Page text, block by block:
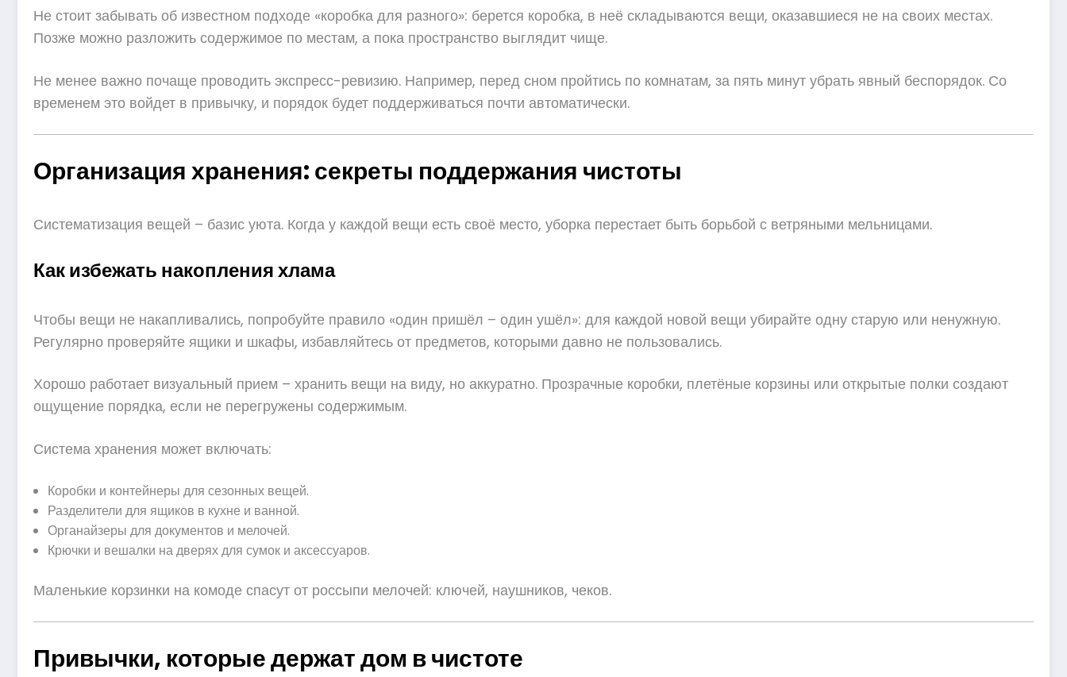
Не стоит забывать об известном подходе «коробка для разного»: берется коробка, в неё складываются вещи, оказавшиеся не на своих местах.
Позже можно разложить содержимое по местам, а пока пространство выглядит чище.
Не менее важно почаще проводить экспресс-ревизию. Например, перед сном пройтись по комнатам, за пять минут убрать явный беспорядок. Со
временем это войдет в привычку, и порядок будет поддерживаться почти автоматически.
Организация хранения: секреты поддержания чистоты
Систематизация вещей – базис уюта. Когда у каждой вещи есть своё место, уборка перестает быть борьбой с ветряными мельницами.
Как избежать накопления хлама
Чтобы вещи не накапливались, попробуйте правило «один пришёл – один ушёл»: для каждой новой вещи убирайте одну старую или ненужную.
Регулярно проверяйте ящики и шкафы, избавляйтесь от предметов, которыми давно не пользовались.
Хорошо работает визуальный прием – хранить вещи на виду, но аккуратно. Прозрачные коробки, плетёные корзины или открытые полки создают
ощущение порядка, если не перегружены содержимым.
Система хранения может включать:
Коробки и контейнеры для сезонных вещей.
Разделители для ящиков в кухне и ванной.
Органайзеры для документов и мелочей.
Крючки и вешалки на дверях для сумок и аксессуаров.
Маленькие корзинки на комоде спасут от россыпи мелочей: ключей, наушников, чеков.
Привычки, которые держат дом в чистоте